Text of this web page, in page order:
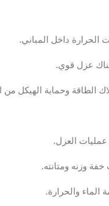
الحرارة داخل المباني.
عزل قوي.
الطاقة وحماية الهيكل من
العزل.
وزنه ومتانته.
والحرارة.